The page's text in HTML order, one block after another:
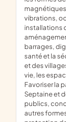
vibrations,
installations
barrages,
santé et la
et des
vie, les
Favoriser la
Septaine et
publics,
autres